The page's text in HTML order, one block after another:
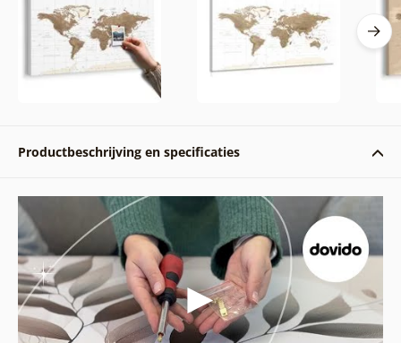
Productbeschrijving en specificaties